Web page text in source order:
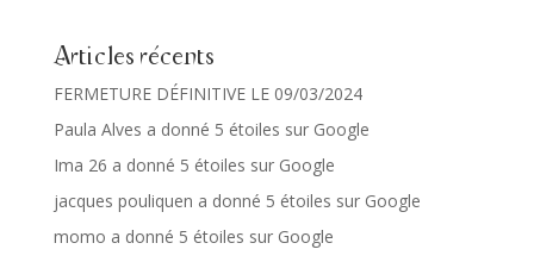
Articles récents
FERMETURE DÉFINITIVE LE 09/03/2024
Paula Alves a donné 5 étoiles sur Google
Ima 26 a donné 5 étoiles sur Google
jacques pouliquen a donné 5 étoiles sur Google
momo a donné 5 étoiles sur Google